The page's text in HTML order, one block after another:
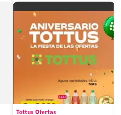
Tottus Ofertas